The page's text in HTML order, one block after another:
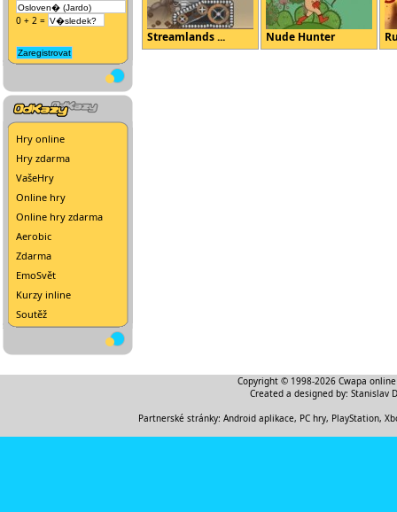
0 + 2 =
Hry online
Hry zdarma
VašeHry
Online hry
Online hry zdarma
Aerobic
Zdarma
EmoSvět
Kurzy inline
Soutěž
Streamlands ... Nude Hunter
Copyright © 1998-2026 Cwapa
Created a designed by: Stanislav
Partnerské stránky: Android aplikace, PC hry, PlayStation,